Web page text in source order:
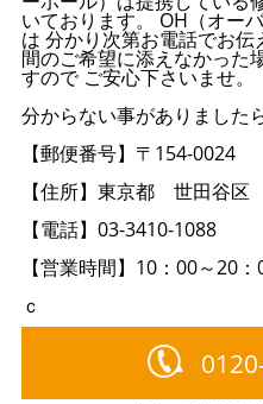
いております。 OH（オー
は 分かり次第お電話でお
間のご希望に添えなかった
すので ご安心下さいませ。
分からない事がありました
【郵便番号】〒154-0024
【住所】東京都 世田谷
【電話】03-3410-1088
【営業時間】10：00～20：
ｃ